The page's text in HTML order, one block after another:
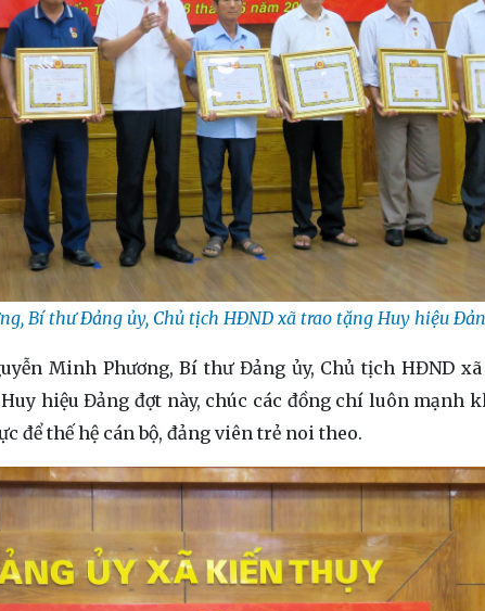
Bí thư Đảng ủy, Chủ tịch HĐND xã trao tặng Huy hiệu
Minh Phương, Bí thư Đảng ủy, Chủ tịch HĐND xã
hiệu Đảng đợt này, chúc các đồng chí luôn mạnh
để thế hệ cán bộ, đảng viên trẻ noi theo.